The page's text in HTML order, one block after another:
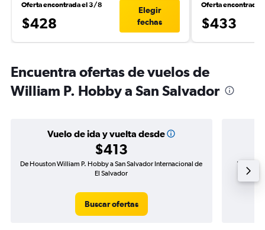
Oferta encontrada el 3/8
$428
Elegir
fechas
Oferta encontrada
$433
Encuentra ofertas de vuelos de
William P. Hobby a San Salvador
Vuelo de ida y vuelta desde
$413
De Houston William P. Hobby a San Salvador Internacional de
El Salvador
Buscar ofertas
Vuelo de